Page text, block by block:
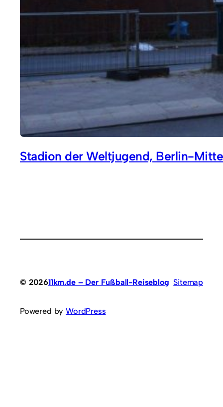
Stadion der Weltjugend, Berlin-Mitte
© 202611km.de – Der Fußball-Reiseblog Sitemap
Powered byWordPress